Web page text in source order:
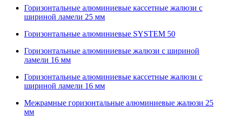
Горизонтальные алюминиевые кассетные жалюзи с
шириной ламели 25 мм
Горизонтальные алюминиевые SYSTEM 50
Горизонтальные алюминиевые жалюзи с шириной
ламели 16 мм
Горизонтальные алюминиевые кассетные жалюзи с
шириной ламели 16 мм
Межрамные горизонтальные алюминиевые жалюзи 25
мм